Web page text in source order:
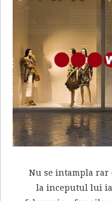
Nu se intampla rar
la inceputul lui